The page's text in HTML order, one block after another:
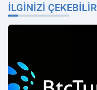
İLGINIZI ÇEKEBILIR